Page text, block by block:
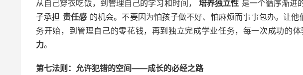
从自己穿衣吃饭，到管理自己的学习和时间，培养独立性 是一个循序渐进
子承担 责任感 的机会。不要因为怕孩子做不好、怕麻烦而事事包办。让
务开始，到管理自己的零花钱，再到独立完成学业任务，每一次成功的
力。
第七法则：允许犯错的空间——成长的必经之路